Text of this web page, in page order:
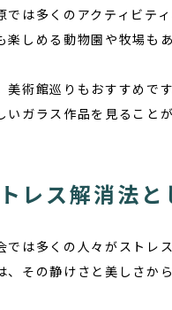
では多くのアクティビテ
楽しめる動物園や牧場も
美術館巡りもおすすめで
いガラス作品を見ること
レス解消法
では多くの人々がストレ
、その静けさと美しさか